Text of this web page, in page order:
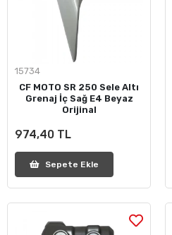
15734
CF MOTO SR 250 Sele Altı
Grenaj İç Sağ E4 Beyaz
Orijinal
974,40 TL
Sepete Ekle